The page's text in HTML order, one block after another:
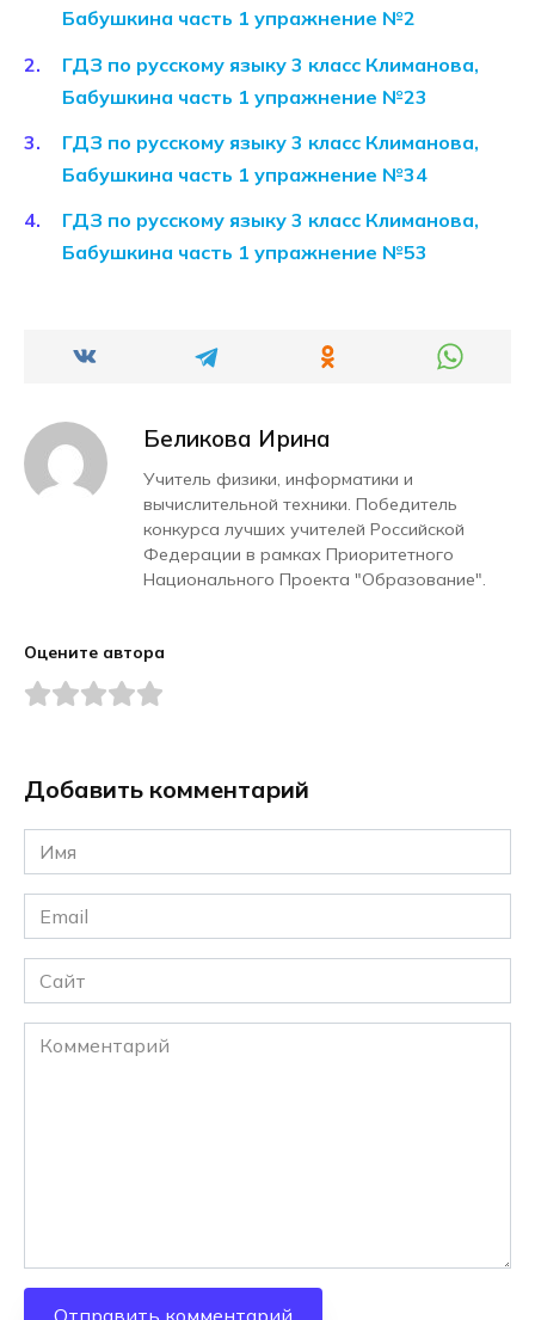
Бабушкина часть 1 упражнение №2
ГДЗ по русскому языку 3 класс Климанова,
Бабушкина часть 1 упражнение №23
ГДЗ по русскому языку 3 класс Климанова,
Бабушкина часть 1 упражнение №34
ГДЗ по русскому языку 3 класс Климанова,
Бабушкина часть 1 упражнение №53
Беликова Ирина
Учитель физики, информатики и
вычислительной техники. Победитель
конкурса лучших учителей Российской
Федерации в рамках Приоритетного
Национального Проекта "Образование".
Оцените автора
Добавить комментарий
Имя
*
Email
*
Сайт
Комментарий